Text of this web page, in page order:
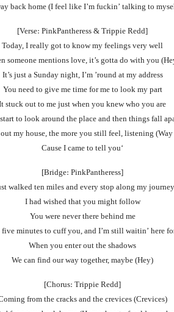
back home (I feel like I’m fuckin’ talking to
[Verse: PinkPantheress & Trippie Redd]
Today, I really got to know my feelings very well
someone mentions love, it’s gotta do with you
It’s just a Sunday night, I’m ’round at my address
You need to give me time for me to look my part
stuck out to me just when you knew who you are
to look around the place and then things fall
my house, the more you still feel, listening
‘Cause I came to tell you
[Bridge: PinkPantheress]
walked ten miles and every stop along my journey
I had wished that you might follow
You were never there behind me
five minutes to cuff you, and I’m still waitin’ here
When you enter out the shadows
We can find our way together, maybe (Hey)
[Chorus: Trippie Redd]
from the cracks and the crevices (Crevices)